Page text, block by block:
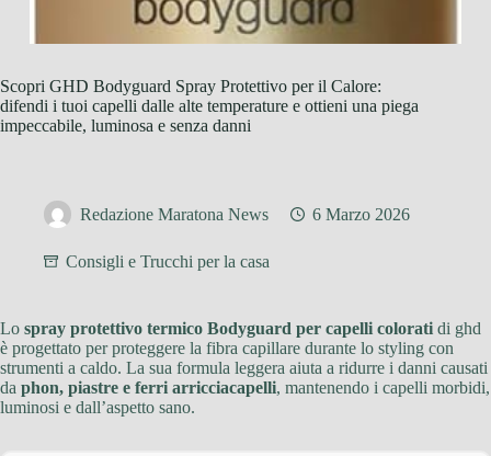
Scopri GHD Bodyguard Spray Protettivo per il Calore:
difendi i tuoi capelli dalle alte temperature e ottieni una piega
impeccabile, luminosa e senza danni
Redazione Maratona News 6 Marzo 2026
Consigli e Trucchi per la casa
Lo spray protettivo termico Bodyguard per capelli colorati di ghd
è progettato per proteggere la fibra capillare durante lo styling con
strumenti a caldo. La sua formula leggera aiuta a ridurre i danni causati
da phon, piastre e ferri arricciacapelli, mantenendo i capelli morbidi,
luminosi e dall’aspetto sano.